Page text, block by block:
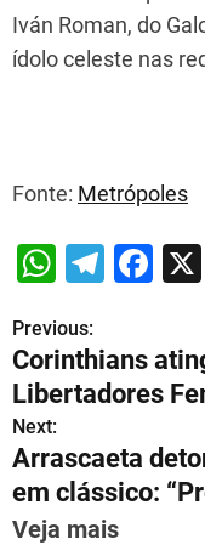
Iván Roman, do
ídolo celeste nas
Fonte: Metrópoles
W
at
s
A
p
p
T
gr
a
m
F
c
e
b
o
o
P
o
s
t
n
Previous:
Corinthians
Libertadores
Next:
Arrascaeta
em clássico:
Veja mais